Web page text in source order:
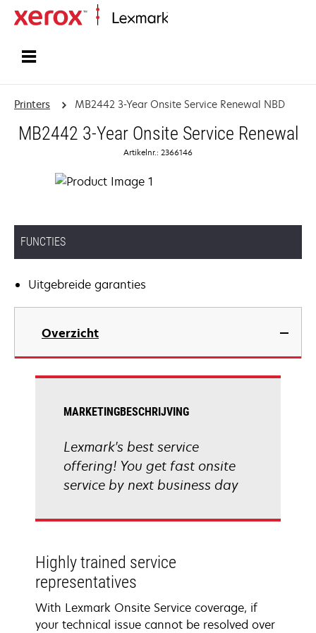
Printers MB2442 3-Year Onsite Service Renewal NBD
MB2442 3-Year Onsite Service Renewal
Artikelnr.: 2366146
FUNCTIES
Uitgebreide garanties
Overzicht
MARKETINGBESCHRIJVING
Lexmark's best service
offering! You get fast onsite
service by next business day
Highly trained service
representatives
With Lexmark Onsite Service coverage, if
your technical issue cannot be resolved over